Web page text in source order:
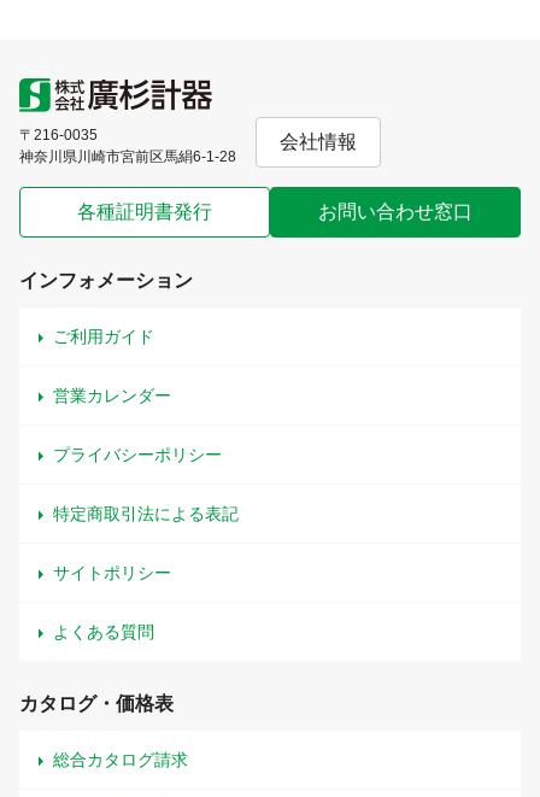
〒216-0035
神奈川県川崎市宮前区馬絹6-1-28
会社情報
各種証明書発行 お問い合わせ窓口
インフォメーション
ご利用ガイド
営業カレンダー
プライバシーポリシー
特定商取引法による表記
サイトポリシー
よくある質問
カタログ・価格表
総合カタログ請求